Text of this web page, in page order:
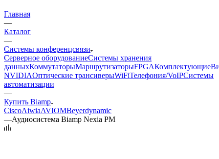
Главная
—
Каталог
—
Системы конференцсвязи
Серверное оборудованиеСистемы хранения
данныхКоммутаторыМаршрутизаторыFPGAКомплектующие
NVIDIAОптические трансиверыWiFiТелефония/VoIPСистемы
автоматизации
—
Купить Biamp
CiscoAiwiaAVIOMBeyerdynamic
—Аудиосистема Biamp Nexia PM